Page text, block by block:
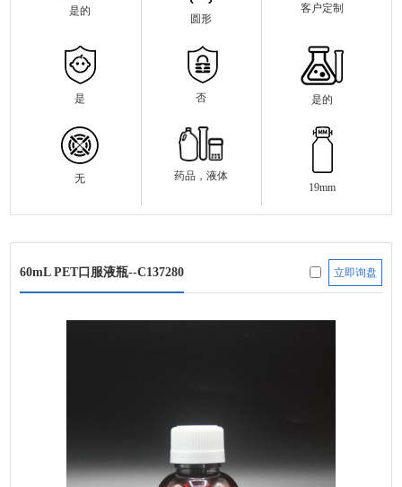
是的
圆形
客户定制
是 否 是的
无
药品，液体
19mm
60mL PET口服液瓶--C137280 立即询盘